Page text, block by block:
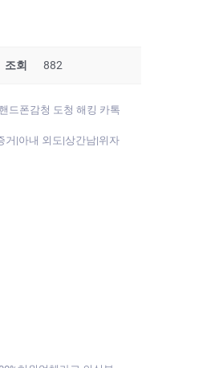
조회 882
드폰감청 도청 해킹 카톡
|아내 외도|상간남|위자